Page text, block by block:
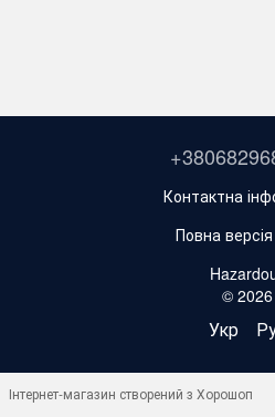
Контактна
Повна
© 2026
Укр
Інтернет-магазин створений з Хорошоп